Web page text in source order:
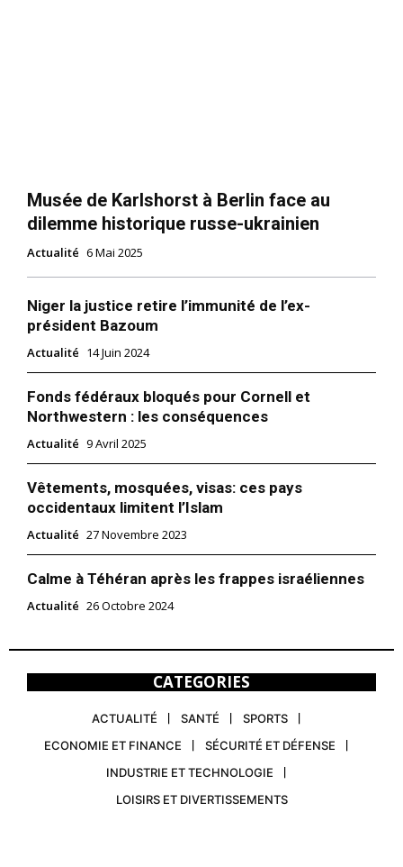
Musée de Karlshorst à Berlin face au
dilemme historique russe-ukrainien
Actualité 6 Mai 2025
Niger la justice retire l’immunité de l’ex-
président Bazoum
Actualité 14 Juin 2024
Fonds fédéraux bloqués pour Cornell et
Northwestern : les conséquences
Actualité 9 Avril 2025
Vêtements, mosquées, visas: ces pays
occidentaux limitent l’Islam
Actualité 27 Novembre 2023
Calme à Téhéran après les frappes israéliennes
Actualité 26 Octobre 2024
CATEGORIES
ACTUALITÉ SANTÉ
SPORTS
ECONOMIE ET FINANCE
SÉCURITÉ ET DÉFENSE
INDUSTRIE ET TECHNOLOGIE
LOISIRS ET DIVERTISSEMENTS